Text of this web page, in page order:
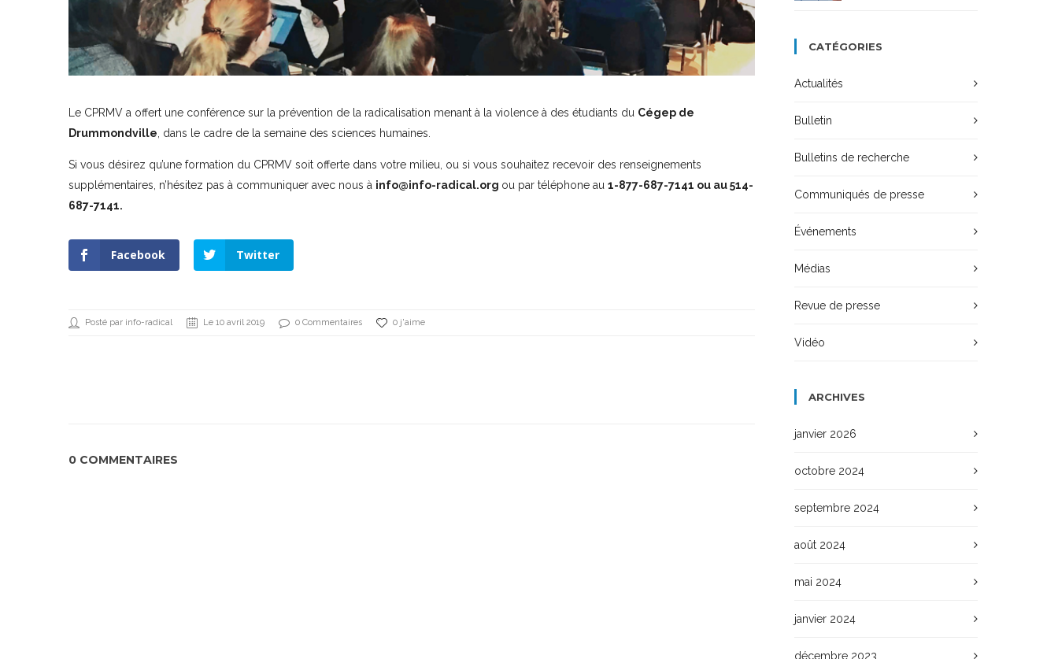
Le CPRMV a offert une conférence sur la prévention de la radicalisation menant à la violence à des étudiants du Cégep de
Drummondville, dans le cadre de la semaine des sciences humaines.
Si vous désirez qu’une formation du CPRMV soit offerte dans votre milieu, ou si vous souhaitez recevoir des renseignements
supplémentaires, n’hésitez pas à communiquer avec nous à info@info-radical.org ou par téléphone au1-877-687-7141 ou au 514-
687-7141.
Facebook Twitter
Posté par info-radical Le 10 avril 2019 0 Commentaires 0 j'aime
0 COMMENTAIRES
CATÉGORIES
Actualités
Bulletin
Bulletins de recherche
Communiqués de presse
Événements
Médias
Revue de presse
Vidéo
ARCHIVES
janvier 2026
octobre 2024
septembre 2024
août 2024
mai 2024
janvier 2024
décembre 2023